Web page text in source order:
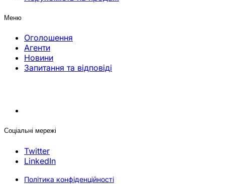
Меню
Оголошення
Агенти
Новини
Запитання та відповіді
Соціальні мережі
Twitter
LinkedIn
Політика конфіденційності